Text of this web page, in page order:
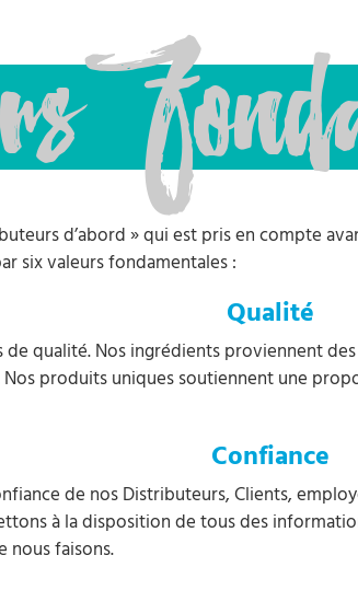
d’abord » qui est pris en compte
six valeurs fondamentales :
Qualité
qualité. Nos ingrédients proviennent
produits uniques soutiennent une
Confiance
de nos Distributeurs, Clients,
à la disposition de tous des
nous faisons.